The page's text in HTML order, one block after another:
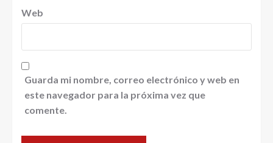
Web
Guarda mi nombre, correo electrónico y web en
este navegador para la próxima vez que
comente.